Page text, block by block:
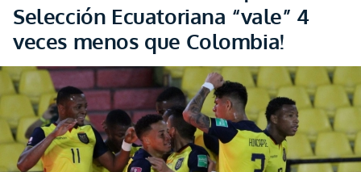
Selección Ecuatoriana “vale” 4
veces menos que Colombia!